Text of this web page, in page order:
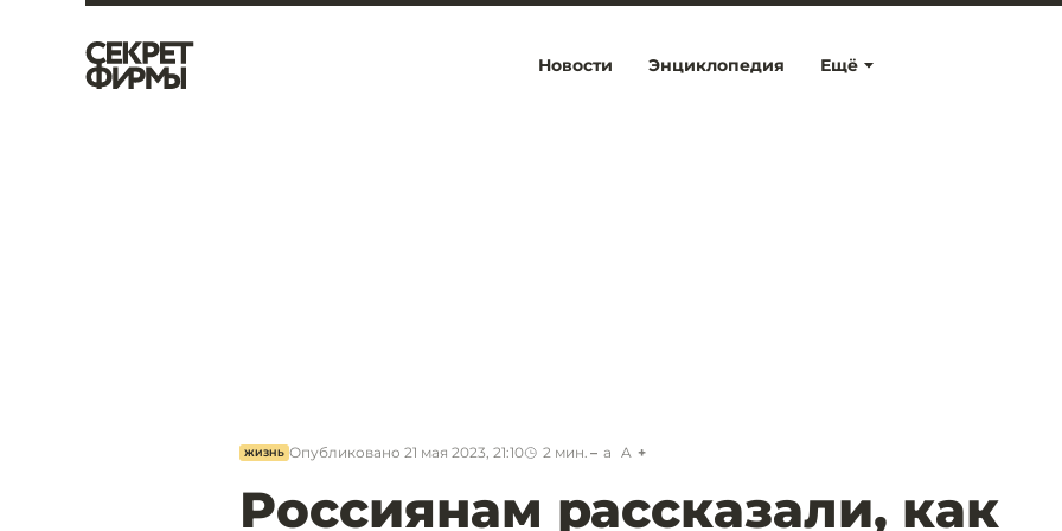
Ещё
Новости Энциклопедия
ЖИЗНЬ Опубликовано 21 мая 2023, 21:10 2 мин. a A
Россиянам рассказали, как